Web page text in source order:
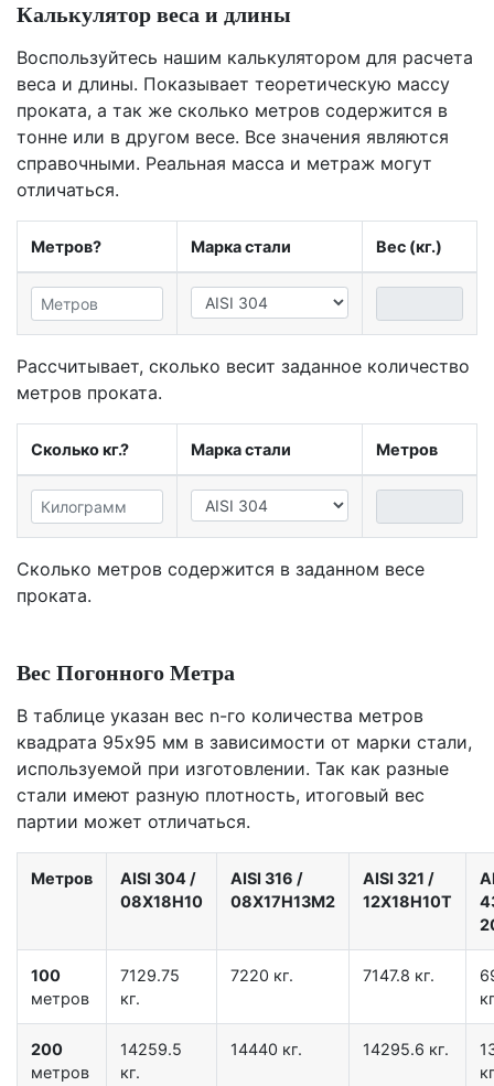
Калькулятор веса и длины
Воспользуйтесь нашим калькулятором для расчета
веса и длины. Показывает теоретическую массу
проката, а так же сколько метров содержится в
тонне или в другом весе. Все значения являются
справочными. Реальная масса и метраж могут
отличаться.
Метров? Марка стали Вес (кг.)
Рассчитывает, сколько весит заданное количество
метров проката.
Сколько кг.? Марка стали Метров
Сколько метров содержится в заданном весе
проката.
Вес Погонного Метра
В таблице указан вес n-го количества метров
квадрата 95х95 мм в зависимости от марки стали,
используемой при изготовлении. Так как разные
стали имеют разную плотность, итоговый вес
партии может отличаться.
Метров AISI 304 /
08Х18Н10
AISI 316 /
08Х17Н13М2
AISI 321 /
12Х18Н10Т
100
метров
7129.75
кг.
7220 кг. 7147.8 кг.
200
метров
14259.5
кг.
14440 кг. 14295.6 кг.